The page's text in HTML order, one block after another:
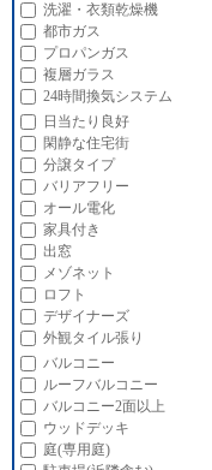
洗濯・衣類乾燥機
都市ガス
プロパンガス
複層ガラス
24時間換気システム
日当たり良好
閑静な住宅街
分譲タイプ
バリアフリー
オール電化
家具付き
出窓
メゾネット
ロフト
デザイナーズ
外観タイル張り
バルコニー
ルーフバルコニー
バルコニー2面以上
ウッドデッキ
庭(専用庭)